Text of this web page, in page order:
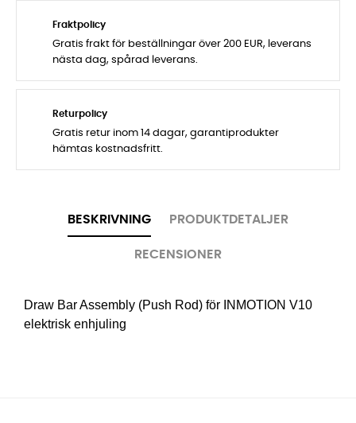
Fraktpolicy
Gratis frakt för beställningar över 200 EUR, leverans
nästa dag, spårad leverans.
Returpolicy
Gratis retur inom 14 dagar, garantiprodukter
hämtas kostnadsfritt.
BESKRIVNING PRODUKTDETALJER
RECENSIONER
Draw Bar Assembly (Push Rod) för INMOTION V10
elektrisk enhjuling